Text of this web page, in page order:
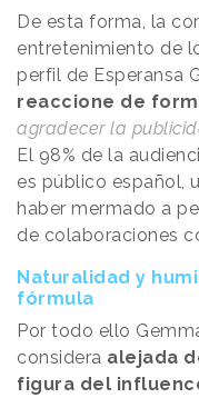
De esta forma, la
entretenimiento de
perfil de Esperansa
reaccione de
agradecer la
El 98% de la
es público español,
haber mermado a
de colaboraciones
Naturalidad y
fórmula
Por todo ello
considera alejada
figura del